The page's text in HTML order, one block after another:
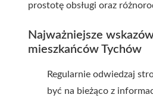
prostotę obsługi oraz
Najważniejsze
mieszkańców Tychów
Regularnie odwiedzaj
być na bieżąco z